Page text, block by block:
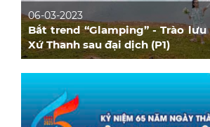
06-03-2023
Bắt trend “Glamping” - Trào
Xứ Thanh sau đại dịch (P1)